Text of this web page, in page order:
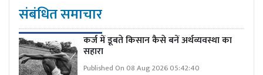
संबंधित समाचार
कर्ज में डूबते किसान कैसे बनें अर्थव्यवस्था का
सहारा
Published On 08 Aug 2026 05:42:40